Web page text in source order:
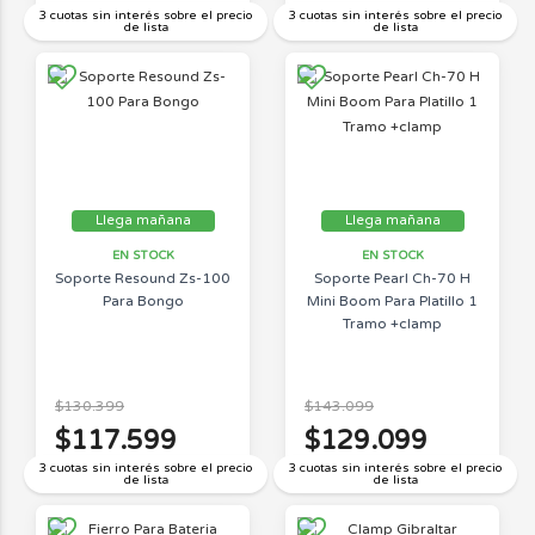
3 cuotas sin interés sobre el precio
de lista
3 cuotas sin interés sobre el precio
de lista
Llega mañana
EN STOCK
Soporte Resound Zs-100
Para Bongo
3 cuotas sin interés sobre el precio
de lista
$130.399
$117.599
Llega mañana
EN STOCK
Soporte Pearl Ch-70 H
Mini Boom Para Platillo 1
Tramo +clamp
3 cuotas sin interés sobre el precio
de lista
$143.099
$129.099